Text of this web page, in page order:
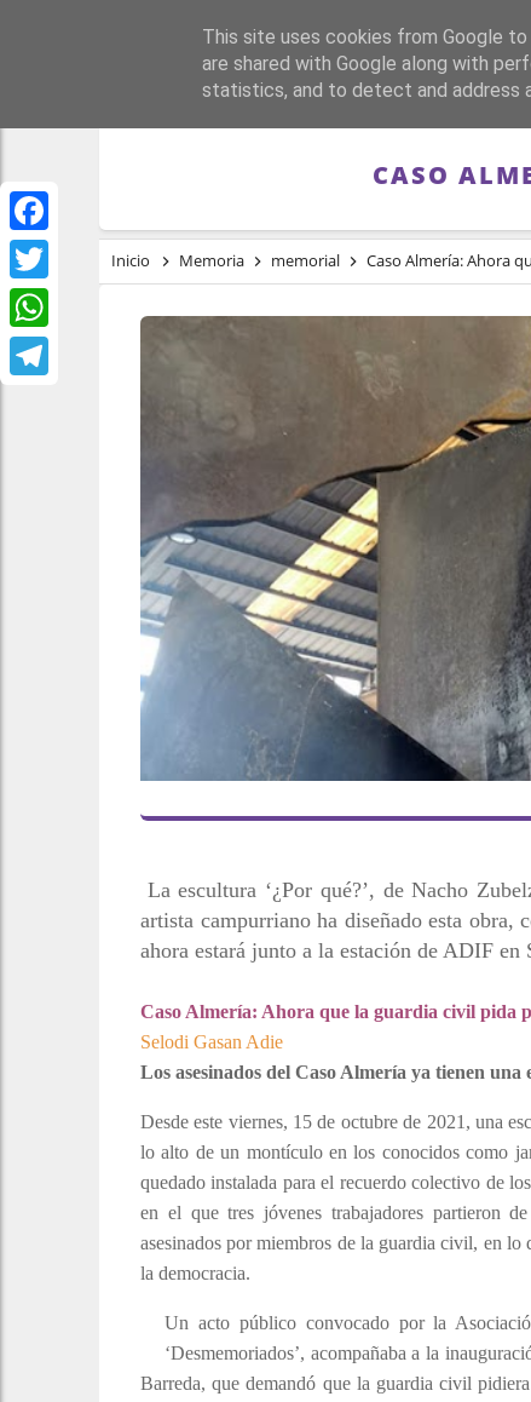
Facebook
Twitter
WhatsApp
PORTADA
CASO
Inicio Memoria memorial Caso Almería: Ahora
La escultura ‘¿Por qué?’, de Nacho
artista campurriano ha diseñado esta obra,
ahora estará junto a la estación de ADIF en
Caso Almería: Ahora que la guardia civil pida
Selodi Gasan Adie
Los asesinados del Caso Almería ya tienen
Desde este viernes, 15 de octubre de 2021, una
lo alto de un montículo en los conocidos como
quedado instalada para el recuerdo colectivo de
en el que tres jóvenes trabajadores partieron
asesinados por miembros de la guardia civil, en
la democracia.
Un acto público convocado por la
‘Desmemoriados’, acompañaba a la
Barreda, que demandó que la guardia civil
This site uses cookies from Google
are shared with Google along with
statistics, and to detect and address